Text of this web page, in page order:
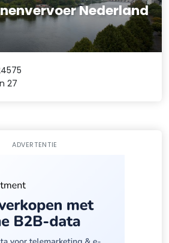
Nederland
27
ADVERTENTIE